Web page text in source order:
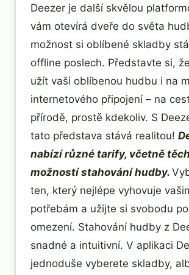
Deezer je další skvělou
vám otevírá dveře do světa
možnost si oblíbené skladby
offline poslech. Představte si,
užít vaši oblíbenou hudbu i na
internetového připojení – na
přírodě, prostě kdekoliv. S
tato představa stává realitou!
nabízí různé tarify, včetně
možností stahování hudby.
ten, který nejlépe vyhovuje
potřebám a užijte si svobodu
omezení. Stahování hudby z
snadné a intuitivní. V aplikaci
jednoduše vyberete skladby,